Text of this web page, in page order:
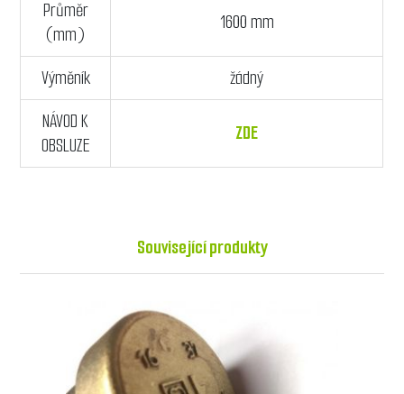
Průměr
(mm)
1600 mm
Výměník
žádný
NÁVOD K
OBSLUZE
ZDE
Související produkty